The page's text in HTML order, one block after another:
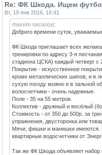
Re: ФК Шкода. Ищем
Вт, 19 янв 2016, 16:41
maxxim писал(а):
Доброго времени суток,
ФК Шкода приглашает всех
тренировки по адресу 3-я
стадиона ЦСКА) каждый четверг с
Покрытие - искусственное
кроме металлических шипов, и в
сухую погоду можно и в зальной
волосчетчики - очень надежные.
Поле - 35 на 55 метров.
Коллектив - дружный и весёлый
Стоимость - от 350 до 500р. за
упражнения, двусторонка или
Мячи, фишки и манишки имеются.
квартирные водосчетчики от
Так же ФК Шкода объявляет